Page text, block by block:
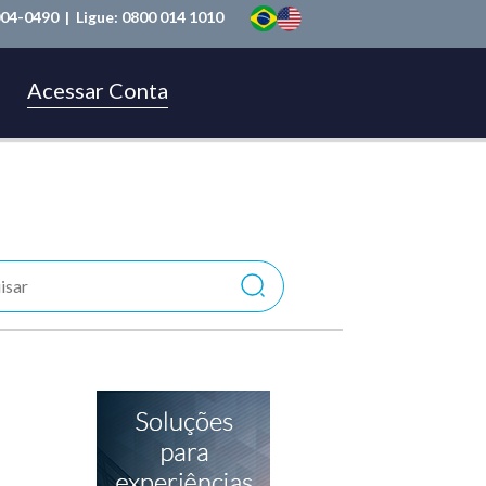
0490 | Ligue: 0800 014 1010
Acessar Conta